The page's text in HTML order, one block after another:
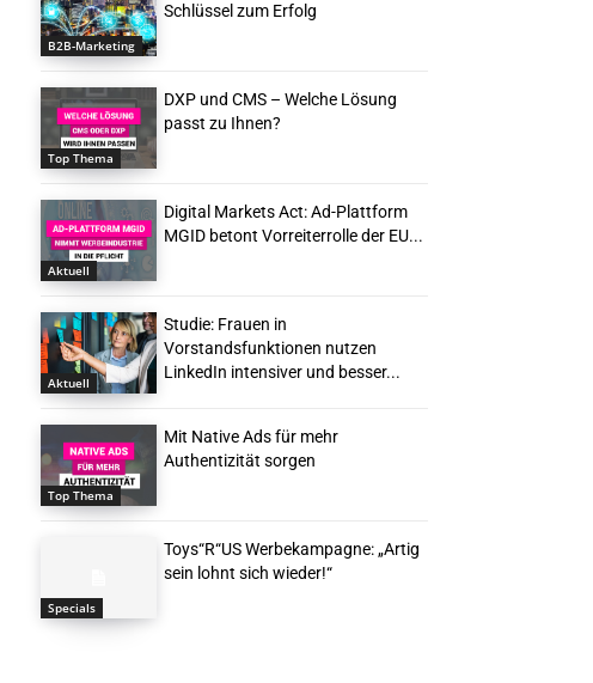
B2B-Marketing
Schlüssel zum Erfolg
Top Thema
DXP und CMS – Welche Lösung
passt zu Ihnen?
Aktuell
Digital Markets Act: Ad-Plattform
MGID betont Vorreiterrolle der EU...
Aktuell
Studie: Frauen in
Vorstandsfunktionen nutzen
LinkedIn intensiver und besser...
Top Thema
Mit Native Ads für mehr
Authentizität sorgen
Specials
Toys“R“US Werbekampagne: „Artig
sein lohnt sich wieder!“